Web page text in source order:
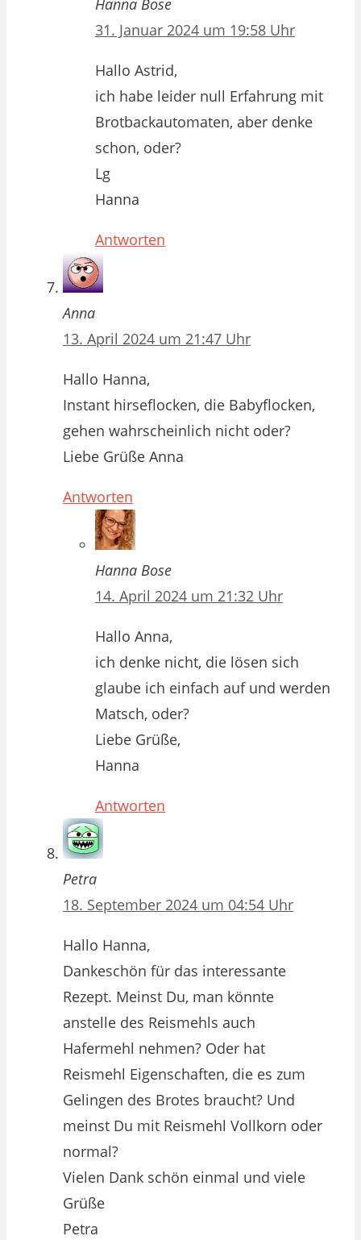
Hanna Bose
31. Januar 2024 um 19:58 Uhr
Hallo Astrid,
ich habe leider null Erfahrung mit
Brotbackautomaten, aber denke
schon, oder?
Lg
Hanna
Antworten
Anna
13. April 2024 um 21:47 Uhr
Hallo Hanna,
Instant hirseflocken, die Babyflocken,
gehen wahrscheinlich nicht oder?
Liebe Grüße Anna
Antworten
Hanna Bose
14. April 2024 um 21:32 Uhr
Hallo Anna,
ich denke nicht, die lösen sich
glaube ich einfach auf und werden
Matsch, oder?
Liebe Grüße,
Hanna
Antworten
Petra
18. September 2024 um 04:54 Uhr
Hallo Hanna,
Dankeschön für das interessante
Rezept. Meinst Du, man könnte
anstelle des Reismehls auch
Hafermehl nehmen? Oder hat
Reismehl Eigenschaften, die es zum
Gelingen des Brotes braucht? Und
meinst Du mit Reismehl Vollkorn oder
normal?
Vielen Dank schön einmal und viele
Grüße
Petra